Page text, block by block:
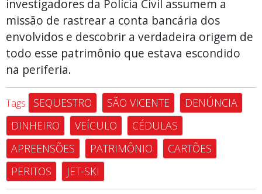
investigadores da Polícia Civil assumem a
missão de rastrear a conta bancária dos
envolvidos e descobrir a verdadeira origem de
todo esse patrimônio que estava escondido
na periferia.
Tags SEQUESTRO SÃO VICENTE
DENÚNCIA
DINHEIRO
VEÍCULO
CÉDULAS
APREENSÕES
PATRIMÔNIO
CARTÕES
PERITOS
JET-SKI